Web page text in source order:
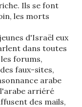
Ils se font
les morts
d'Israël eux
dans toutes
forums,
faux-sites,
arabe
arriéré
des mails,